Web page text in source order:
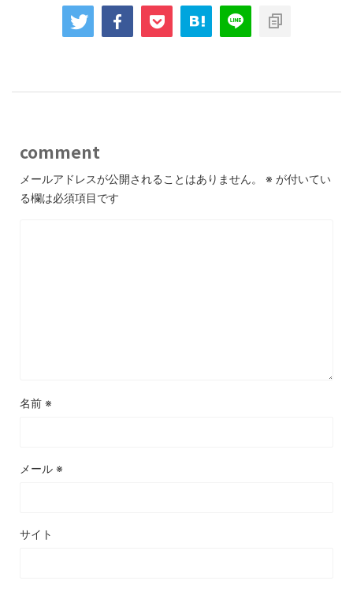
comment
メールアドレスが公開されることはありません。 ※ が付いてい
る欄は必須項目です
名前 ※
メール ※
サイト